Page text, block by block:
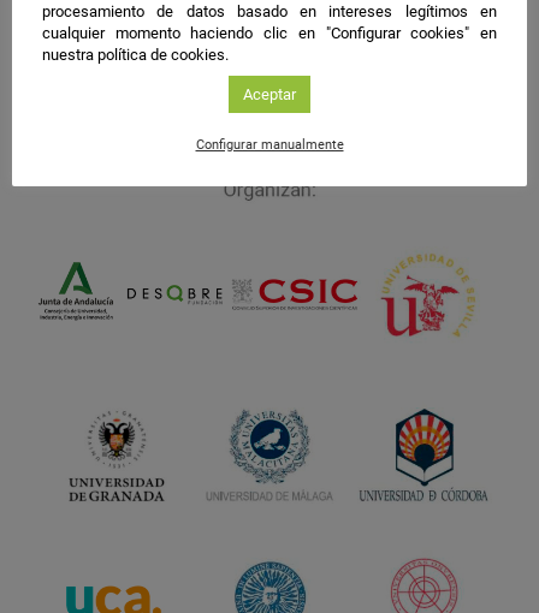
Guardar
actividad
en
#NIGHTSpain
procesamiento de datos basado en intereses legítimos en
cualquier momento haciendo clic en "Configurar cookies" en
nuestra política de cookies.
Aceptar
Configurar manualmente